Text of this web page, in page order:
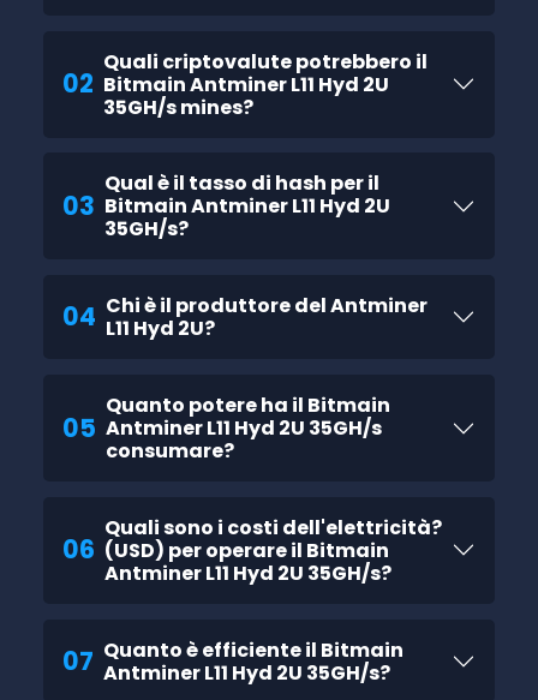
02
Quali criptovalute potrebbero il
Bitmain Antminer L11 Hyd 2U
35GH/s mines?
03
Qual è il tasso di hash per il
Bitmain Antminer L11 Hyd 2U
35GH/s?
04 Chi è il produttore del Antminer
L11 Hyd 2U?
05
Quanto potere ha il Bitmain
Antminer L11 Hyd 2U 35GH/s
consumare?
06
Quali sono i costi dell'elettricità?
(USD) per operare il Bitmain
Antminer L11 Hyd 2U 35GH/s?
07 Quanto è efficiente il Bitmain
Antminer L11 Hyd 2U 35GH/s?